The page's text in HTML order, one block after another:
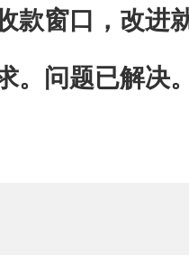
款窗口，改进
。问题已解决。